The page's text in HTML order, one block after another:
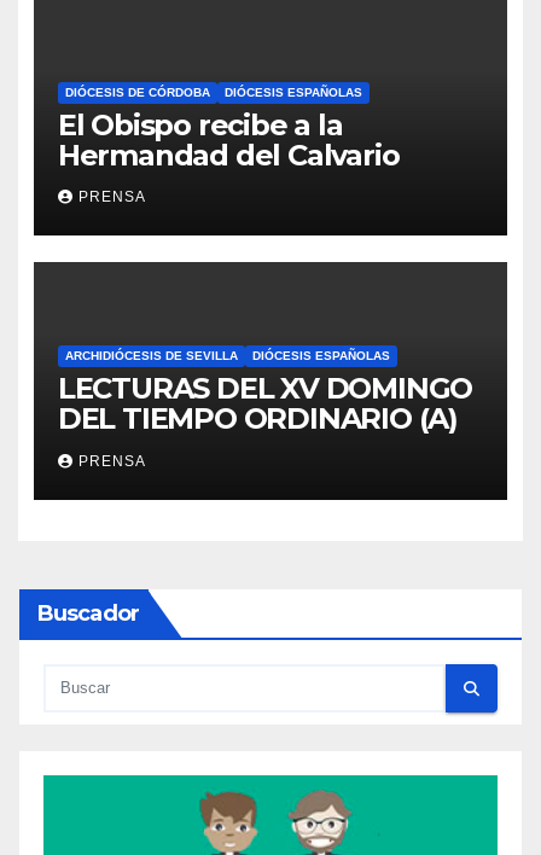
DIÓCESIS DE CÓRDOBA DIÓCESIS ESPAÑOLAS
El Obispo recibe a la
Hermandad del Calvario
PRENSA
ARCHIDIÓCESIS DE SEVILLA DIÓCESIS ESPAÑOLAS
LECTURAS DEL XV DOMINGO
DEL TIEMPO ORDINARIO (A)
PRENSA
Buscador